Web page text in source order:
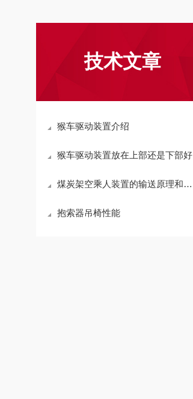
技术文章
猴车驱动装置介绍
猴车驱动装置放在上部还是下部好
煤炭架空乘人装置的输送原理和作用
抱索器吊椅性能